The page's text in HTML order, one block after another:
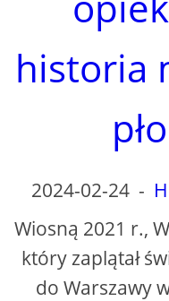
historia
2024-02-24-
Wiosną 2021 r.,
który zaplątał
do Warszawy